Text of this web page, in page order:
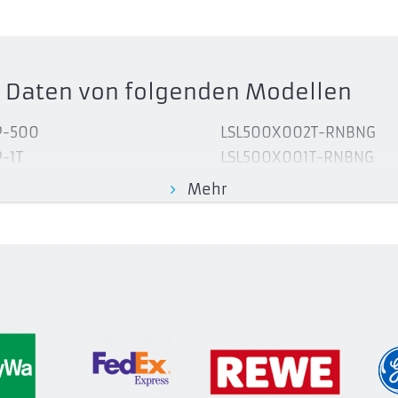
von folgenden Modellen
500
1T
RNNNG
RNNNG
RNNNG
LSL500X002T-RNBNG
LSL500X001T-RNBNG
LSL500X004T-RNBNG
LSL500M002T-RNBNG
LSL600X001T-RNBNG
LSL600X002T-RNBNG
Mehr